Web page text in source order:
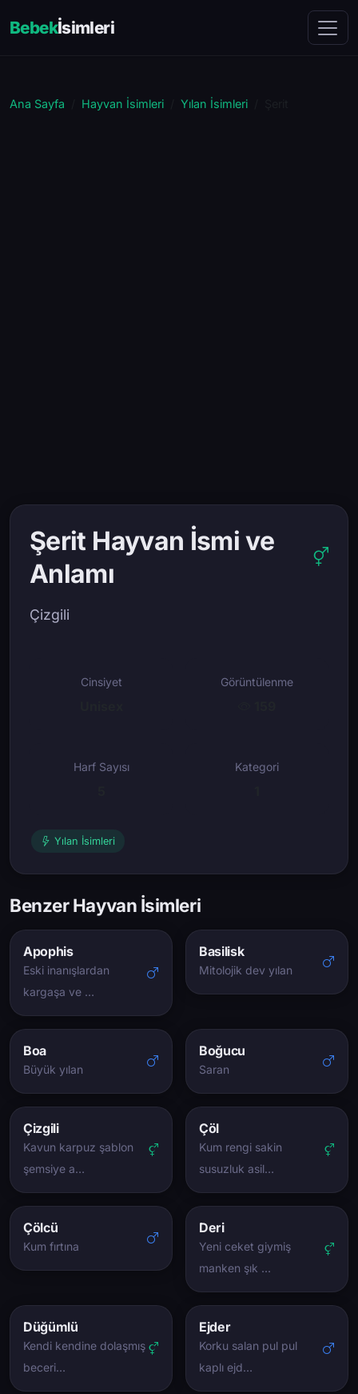
Bebekİsimleri
Ana Sayfa Hayvan İsimleri Yılan İsimleri
Şerit Hayvan İsmi ve
Anlamı
Çizgili
Cinsiyet Görüntülenme
Harf Sayısı Kategori
Yılan İsimleri
Benzer Hayvan İsimleri
Apophis
Eski inanışlardan
kargaşa ve …
Basilisk
Mitolojik dev yılan
Boa
Büyük yılan
Boğucu
Saran
Çizgili
Kavun karpuz şablon
şemsiye a…
Çöl
Kum rengi sakin
susuzluk asil…
Çölcü
Kum fırtına
Deri
Yeni ceket giymiş
manken şık …
Düğümlü
Kendi kendine dolaşmış
beceri…
Ejder
Korku salan pul pul
kaplı ejd…